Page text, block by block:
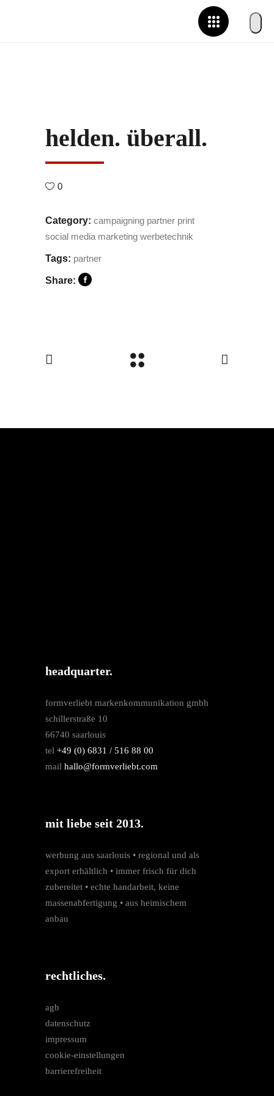
helden. überall.
0
Category: campaigning partner print
social media marketing werbetechnik
Tags: partner
Share:
headquarter.
formverliebt markenkommunikation gmbh
schillerstraße 10
66740 saarlouis
tel +49 (0) 6831 / 516 88 00
mail hallo@formverliebt.com
mit liebe seit 2013.
werbung aus saarlouis • regio­nal und als
export erhältlich • immer frisch für dich
zubereitet • echte hand­arbeit, keine
massen­­abfertigung • aus heimischem
anbau
rechtliches.
agb
datenschutz
impressum
cookie-einstellungen
barrierefreiheit